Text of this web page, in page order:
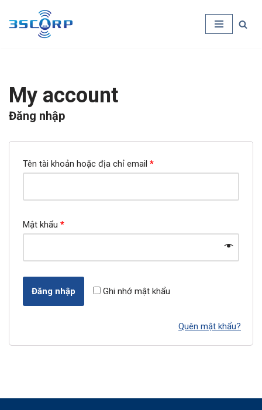
Chuyển
My account
Đăng nhập
Tên tài khoản hoặc địa chỉ email *
Mật khẩu *
Ghi nhớ mật khẩu
Đăng nhập
Quên mật khẩu?